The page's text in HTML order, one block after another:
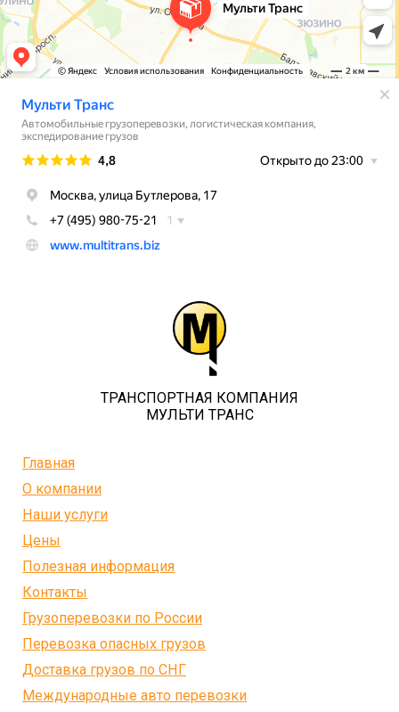
ТРАНСПОРТНАЯ КОМПАНИЯ
МУЛЬТИ ТРАНС
Главная
О компании
Наши услуги
Цены
Полезная информация
Контакты
Грузоперевозки по России
Перевозка опасных грузов
Доставка грузов по СНГ
Международные авто перевозки